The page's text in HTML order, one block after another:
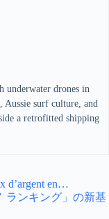
underwater drones in
Aussie surf culture, and
a retrofitted shipping
d’argent en…
ランキング」の新基